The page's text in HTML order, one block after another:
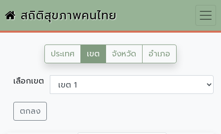
สถิติสุขภาพคนไทย
ประเทศ เขต จังหวัด อำเภอ
เลือกเขต
ตกลง